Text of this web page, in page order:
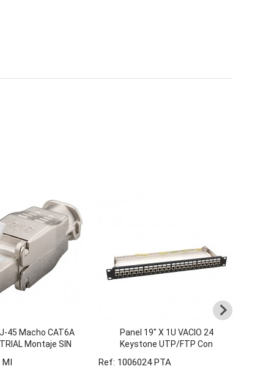
45 Macho CAT6A
Montaje SIN
MI
Panel 19" X 1U VACIO 24
Keystone UTP/FTP Con
Y Toma De Tierra
Ref: 1006024 PTA